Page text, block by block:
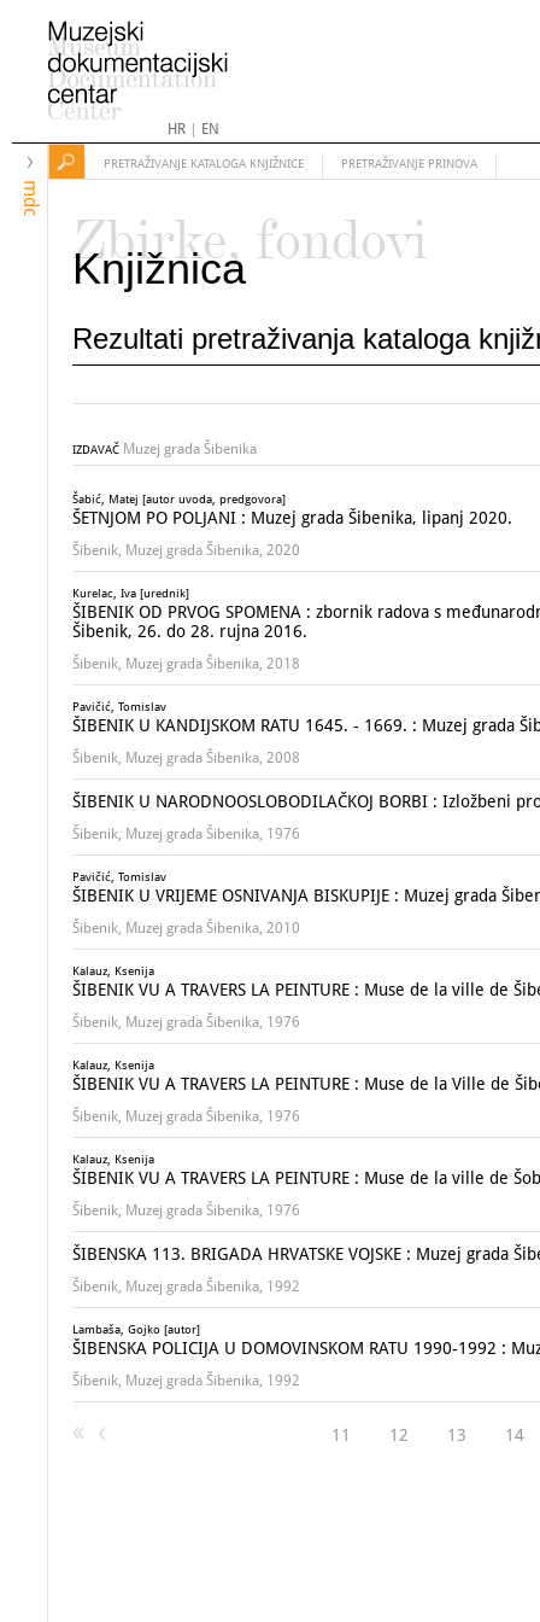
HR| EN
mdc
PRETRAŽIVANJE KATALOGA KNJIŽNICE PRETRAŽIVANJE PRINOVA
Zbirke, fondovi
Knjižnica
Rezultati pretraživanja kataloga
IZDAVAČ Muzej grada Šibenika
Šabić, Matej [autor uvoda, predgovora]
ŠETNJOM PO POLJANI : Muzej grada Šibenika, lipanj 2020.
Šibenik, Muzej grada Šibenika, 2020
Kurelac, Iva [urednik]
ŠIBENIK OD PRVOG SPOMENA : zbornik radova s
Šibenik, 26. do 28. rujna 2016.
Šibenik, Muzej grada Šibenika, 2018
Pavičić, Tomislav
ŠIBENIK U KANDIJSKOM RATU 1645. - 1669. : Muzej grada
Šibenik, Muzej grada Šibenika, 2008
ŠIBENIK U NARODNOOSLOBODILAČKOJ BORBI : Izložbeni
Šibenik, Muzej grada Šibenika, 1976
Pavičić, Tomislav
ŠIBENIK U VRIJEME OSNIVANJA BISKUPIJE : Muzej grada
Šibenik, Muzej grada Šibenika, 2010
Kalauz, Ksenija
ŠIBENIK VU A TRAVERS LA PEINTURE : Muse de la ville de
Šibenik, Muzej grada Šibenika, 1976
Kalauz, Ksenija
ŠIBENIK VU A TRAVERS LA PEINTURE : Muse de la Ville de
Šibenik, Muzej grada Šibenika, 1976
Kalauz, Ksenija
ŠIBENIK VU A TRAVERS LA PEINTURE : Muse de la ville de
Šibenik, Muzej grada Šibenika, 1976
ŠIBENSKA 113. BRIGADA HRVATSKE VOJSKE : Muzej grada
Šibenik, Muzej grada Šibenika, 1992
Lambaša, Gojko [autor]
ŠIBENSKA POLICIJA U DOMOVINSKOM RATU 1990-1992 :
Šibenik, Muzej grada Šibenika, 1992
11 12 13 14